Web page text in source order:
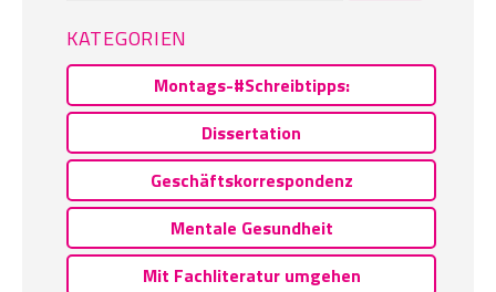
KATEGORIEN
Montags-#Schreibtipps:
Dissertation
Geschäftskorrespondenz
Mentale Gesundheit
Mit Fachliteratur umgehen